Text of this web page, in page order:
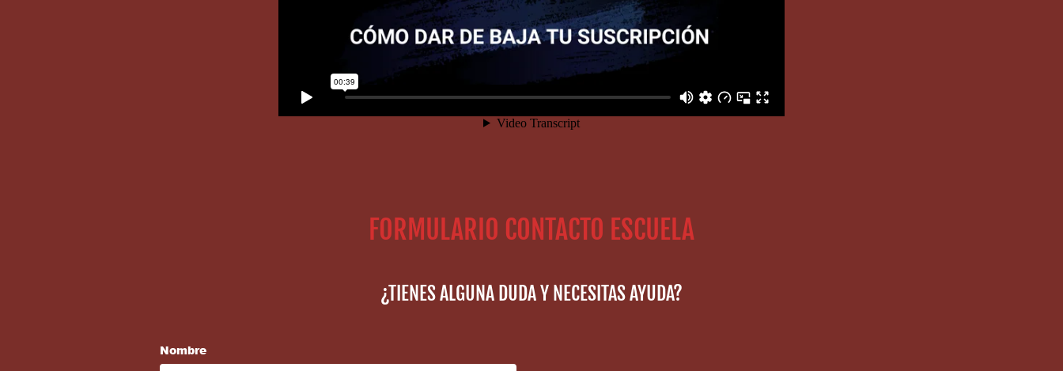
FORMULARIO CONTACTO ESCUELA
¿TIENES ALGUNA DUDA Y NECESITAS AYUDA?
Nombre